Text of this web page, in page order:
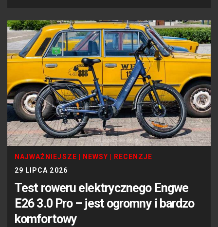
NAJWAŻNIEJSZE NEWSY
RECENZJE
29 LIPCA 2026
Test roweru elektrycznego Engwe
E26 3.0 Pro – jest ogromny i bardzo
komfortowy